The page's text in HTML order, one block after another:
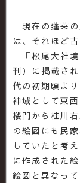
現在の蓬莱の
は、それほど
「松尾大社
刊）に掲載さ
代の初期頃よ
神域として東
楼門から桂川
の絵図にも民
していたと考
に作成された
絵図と異なっ